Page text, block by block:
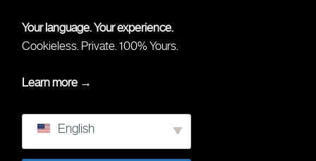
Your language. Your experience.
Cookieless. Private. 100% Yours.
Learn more →
English